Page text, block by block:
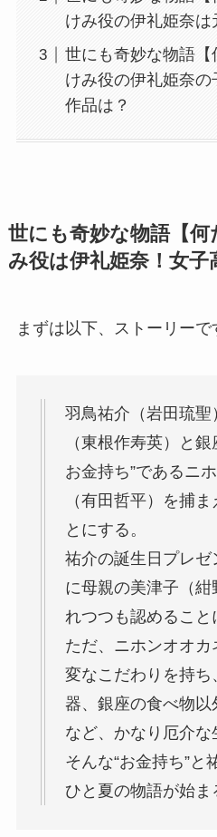
けみ役の伊礼姫奈は
世にも奇妙な物語
けみ役の伊礼姫奈
作品は？
世にも奇妙な物語【
み役は伊礼姫奈！女子
まずは以下、ストーリーで
羽鳥祐介（岩田琉聖
（東根作寿英）と
お金持ち”であるニ
（有田哲平）を捕
とにする。
祐介の誕生日プレ
に母親の美津子（紺
れつつも認めること
ただ、ニホンオオ
変なこだわりを持
器、銀座の食べ物
など、かなり厄介
そんな“お金持ち”と
ひと夏の物語が始ま